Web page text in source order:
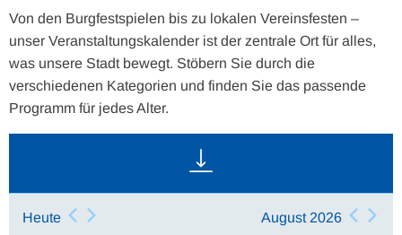
Von den Burgfestspielen bis zu lokalen Vereinsfesten –
unser Veranstaltungskalender ist der zentrale Ort für alles,
was unsere Stadt bewegt. Stöbern Sie durch die
verschiedenen Kategorien und finden Sie das passende
Programm für jedes Alter.
Heute August 2026